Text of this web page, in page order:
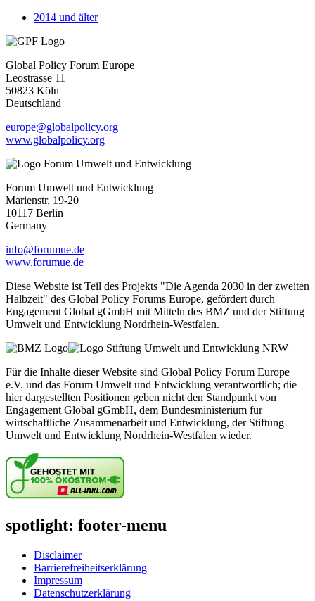
2014 und älter
Global Policy Forum Europe
Leostrasse 11
50823 Köln
Deutschland
europe@globalpolicy.org
www.globalpolicy.org
Forum Umwelt und Entwicklung
Marienstr. 19-20
10117 Berlin
Germany
info@forumue.de
www.forumue.de
Diese Website ist Teil des Projekts "Die Agenda 2030 in der zweiten
Halbzeit" des Global Policy Forums Europe, gefördert durch
Engagement Global gGmbH mit Mitteln des BMZ und der Stiftung
Umwelt und Entwicklung Nordrhein-Westfalen.
Für die Inhalte dieser Website sind Global Policy Forum Europe
e.V. und das Forum Umwelt und Entwicklung verantwortlich; die
hier dargestellten Positionen geben nicht den Standpunkt von
Engagement Global gGmbH, dem Bundesministerium für
wirtschaftliche Zusammenarbeit und Entwicklung, der Stiftung
Umwelt und Entwicklung Nordrhein-Westfalen wieder.
spotlight: footer-menu
Disclaimer
Barrierefreiheitserklärung
Impressum
Datenschutzerklärung